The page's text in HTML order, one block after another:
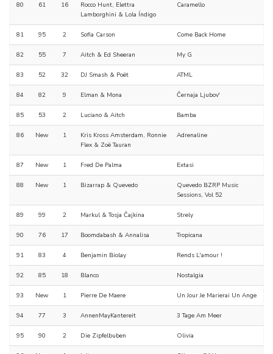
80 61 16
Rocco Hunt, Elettra
Lamborghini & Lola Índigo
Caramello
81 95 2 Sofia Carson Come Back Home
82 55 7 Aitch & Ed Sheeran My G
83 52 32 DJ Smash & Poët ATML
84 82 9 Elman & Mona Černaja Ljubov'
85 53 2 Luciano & Aitch Bamba
86 New 1
Kris Kross Amsterdam, Ronnie
Flex & Zoë Tauran
Adrenaline
87 New 1 Fred De Palma Extasi
88 New 1 Bizarrap & Quevedo
Quevedo BZRP Music
Sessions, Vol 52
89 99 2 Markul & Tosja Čajkina Strely
90 76 17 Boomdabash & Annalisa Tropicana
91 83 4 Benjamin Biolay Rends L'amour !
92 85 18 Blanco Nostalgia
93 New 1 Pierre De Maere Un Jour Je Marierai Un Ange
94 77 3 AnnenMayKantereit 3 Tage Am Meer
95 90 2 Die Zipfelbuben Olivia